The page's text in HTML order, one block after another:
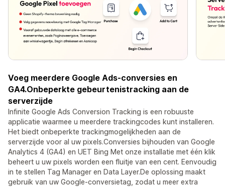
Voeg meerdere Google Ads-conversies en
GA4.Onbeperkte gebeurtenistracking aan de
serverzijde
Infinite Google Ads Conversion Tracking is een robuuste
applicatie waarmee u meerdere trackingcodes kunt installeren.
Het biedt onbeperkte trackingmogelijkheden aan de
serverzijde voor al uw pixels.Conversies bijhouden van Google
Analytics 4 (GA4) en UET Bing Met onze installatie met één klik
beheert u uw pixels worden een fluitje van een cent. Eenvoudig
in te stellen Tag Manager en Data Layer.De oplossing maakt
gebruik van uw Google-conversietag, zodat u meer extra